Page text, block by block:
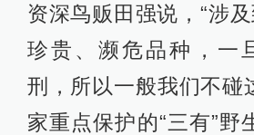
资深鸟贩田强说，“涉
珍贵、濒危品种，一
刑，所以一般我们不碰
家重点保护的“三有”野